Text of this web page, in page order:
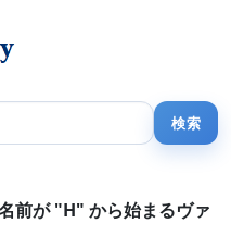
前が "H" から始まるヴァ